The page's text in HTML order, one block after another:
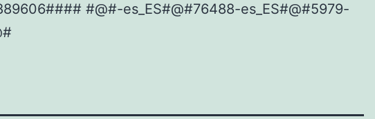
#@#-es_ES#@#76488-es_ES#@#5979-